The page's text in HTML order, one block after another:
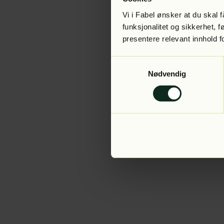
Vi i Fabel ønsker at du skal
funksjonalitet og sikkerhet,
presentere relevant innhold
Nødvendig
Application